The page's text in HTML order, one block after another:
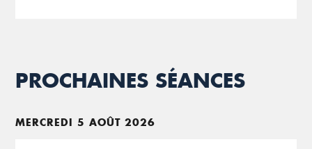
PROCHAINES SÉANCES
MERCREDI 5 AOÛT 2026